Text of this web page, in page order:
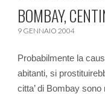
BOMBAY,
9 GENNAIO 2004
Probabilmente la
abitanti, si
citta’ di Bombay